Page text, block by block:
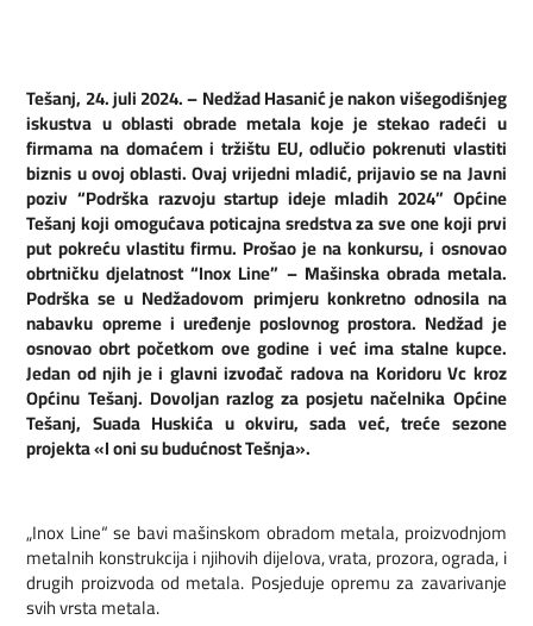
Tešanj, 24. juli 2024. – Nedžad Hasanić je nakon višegodišnjeg
iskustva u oblasti obrade metala koje je stekao radeći u
firmama na domaćem i tržištu EU, odlučio pokrenuti vlastiti
biznis u ovoj oblasti. Ovaj vrijedni mladić, prijavio se na Javni
poziv “Podrška razvoju startup ideje mladih 2024” Općine
Tešanj koji omogućava poticajna sredstva za sve one koji prvi
put pokreću vlastitu firmu. Prošao je na konkursu, i osnovao
obrtničku djelatnost “Inox Line” – Mašinska obrada metala.
Podrška se u Nedžadovom primjeru konkretno odnosila na
nabavku opreme i uređenje poslovnog prostora. Nedžad je
osnovao obrt početkom ove godine i već ima stalne kupce.
Jedan od njih je i glavni izvođač radova na Koridoru Vc kroz
Općinu Tešanj. Dovoljan razlog za posjetu načelnika Općine
Tešanj, Suada Huskića u okviru, sada već, treće sezone
projekta «I oni su budućnost Tešnja».
„Inox Line“ se bavi mašinskom obradom metala, proizvodnjom
metalnih konstrukcija i njihovih dijelova, vrata, prozora, ograda, i
drugih proizvoda od metala. Posjeduje opremu za zavarivanje
svih vrsta metala.